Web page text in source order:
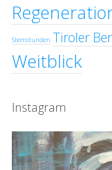
Sternstunden Tiroler
Weitblick
Instagram